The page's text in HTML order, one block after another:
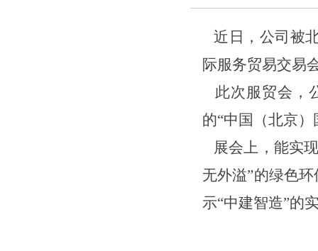
近日，公司被
际服务贸易交易
此次服贸会，
的“中国（北京
展会上， 能实
无外溢”的绿色
示“中建智造”的